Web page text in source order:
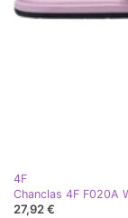
4F
Chanclas 4F F020A
27,92 €